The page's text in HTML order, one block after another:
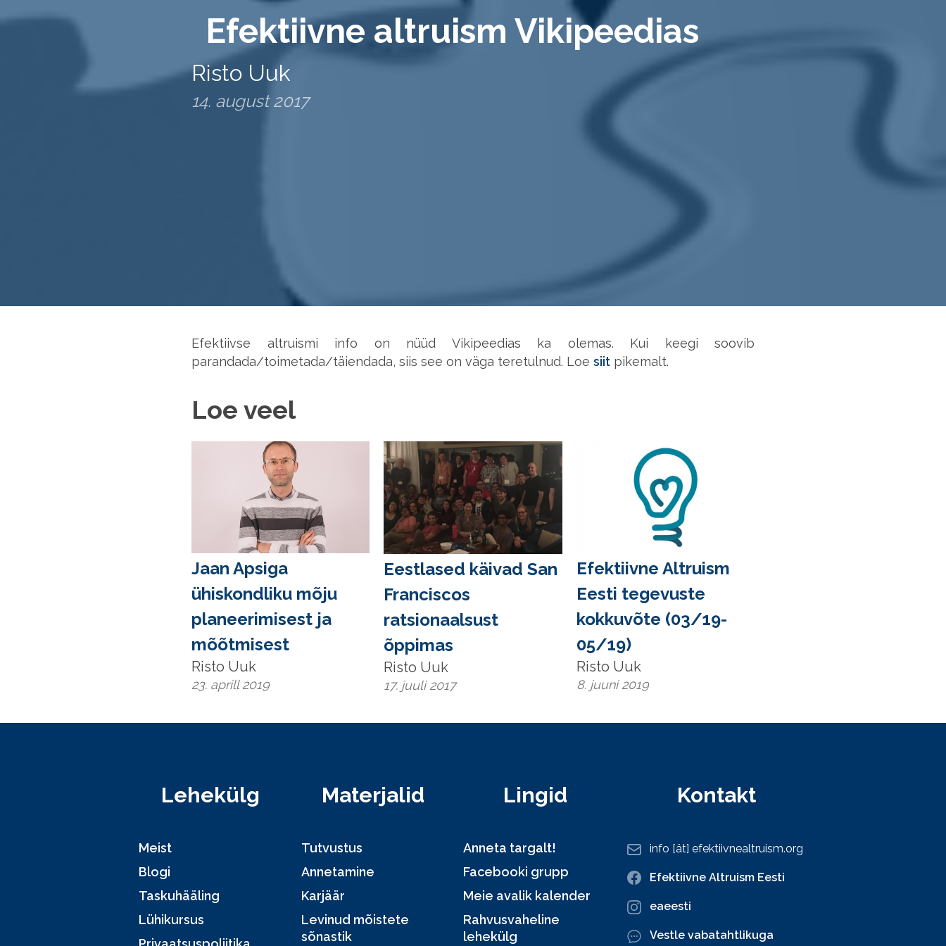
Efektiivne altruism Vikipeedias
Risto Uuk
14. august 2017
Efektiivse altruismi info on nüüd Vikipeedias ka olemas. Kui keegi soovib
parandada/toimetada/täiendada, siis see on väga teretulnud. Loe siit pikemalt.
Loe veel
Jaan Apsiga
ühiskondliku mõju
planeerimisest ja
mõõtmisest
Risto Uuk
23. aprill 2019
Eestlased käivad San
Franciscos
ratsionaalsust
õppimas
Risto Uuk
17. juuli 2017
Efektiivne Altruism
Eesti tegevuste
kokkuvõte (03/19-
05/19)
Risto Uuk
8. juuni 2019
Lehekülg
Meist
Blogi
Taskuhääling
Lühikursus
Materjalid
Tutvustus
Annetamine
Karjäär
Levinud mõistete
sõnastik
Lingid
Anneta targalt!
Facebooki grupp
Meie avalik kalender
Rahvusvaheline
lehekülg
Kontakt
info [ät] efektiivnealtruism.org
Efektiivne Altruism Eesti
eaeesti
Vestle vabatahtlikuga